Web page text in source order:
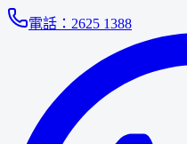
電話： 2625 1388